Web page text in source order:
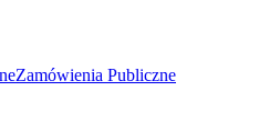
Zamówienia Publiczne